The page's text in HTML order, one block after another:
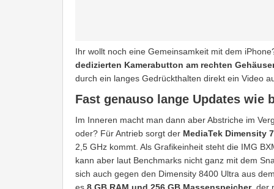
Ihr wollt noch eine Gemeinsamkeit mit dem
dedizierten Kamerabutton am rechten
durch ein langes Gedrückthalten direkt ein Video
Fast genauso lange Updates wie
Im Inneren macht man dann aber Abstriche im
oder? Für Antrieb sorgt der MediaTek Dimensity
2,5 GHz kommt. Als Grafikeinheit steht die IMG
kann aber laut Benchmarks nicht ganz mit dem
sich auch gegen den Dimensity 8400 Ultra aus